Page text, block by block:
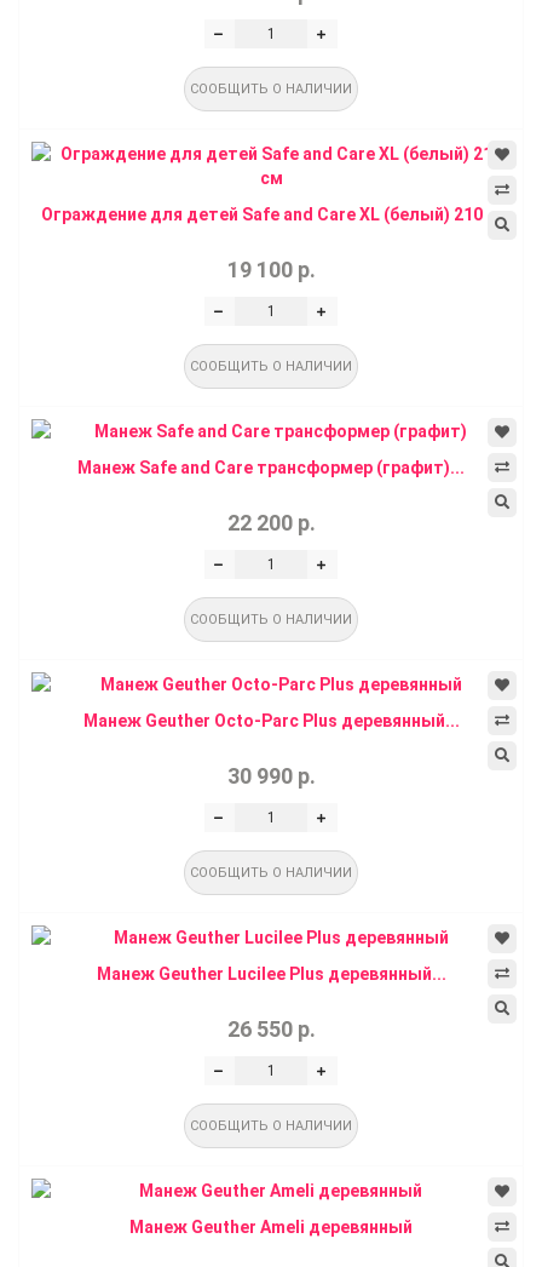
СООБЩИТЬ О НАЛИЧИИ
Ограждение для детей Safe and Care XL (белый) 210 ...
19 100 р.
СООБЩИТЬ О НАЛИЧИИ
Манеж Safe and Care трансформер (графит)...
22 200 р.
СООБЩИТЬ О НАЛИЧИИ
Манеж Geuther Octo-Parc Plus деревянный...
30 990 р.
СООБЩИТЬ О НАЛИЧИИ
Манеж Geuther Lucilee Plus деревянный...
26 550 р.
СООБЩИТЬ О НАЛИЧИИ
Манеж Geuther Ameli деревянный